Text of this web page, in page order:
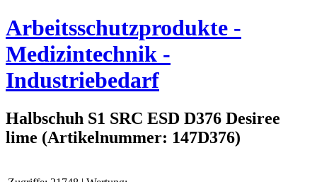
Arbeitsschutzprodukte -
Medizintechnik -
Industriebedarf
Halbschuh S1 SRC ESD D376 Desiree
lime (Artikelnummer: 147D376)